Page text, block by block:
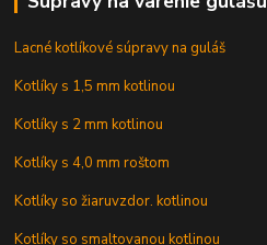
Lacné kotlíkové súpravy na guláš
Kotlíky s 1,5 mm kotlinou
Kotlíky s 2 mm kotlinou
Kotlíky s 4,0 mm roštom
Kotlíky so žiaruvzdor. kotlinou
Kotlíky so smaltovanou kotlinou